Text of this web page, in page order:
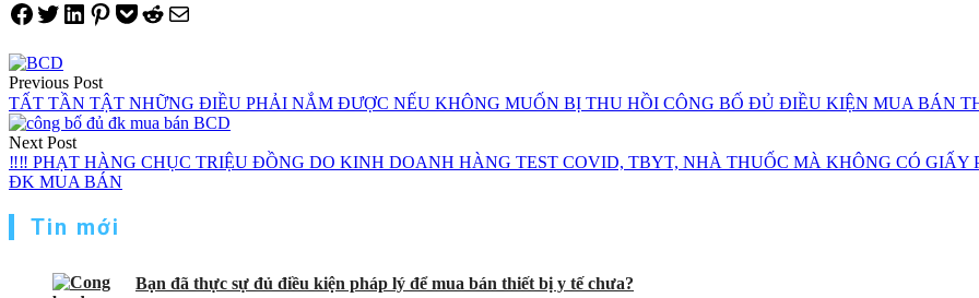
Share on Facebook
Tweet on Twitter
Share on LinkedIn
Pin on Pinterest
Save to pocket
Share on Reddit
Share via Email
Điều
hướng
bài
viết
Previous Post
TẤT TẦN TẬT NHỮNG ĐIỀU PHẢI NẮM ĐƯỢC NẾU KHÔNG MUỐN BỊ THU HỒI CÔNG BỐ ĐỦ ĐIỀU KIỆN MUA BÁN
Next Post
‼‼ PHẠT HÀNG CHỤC TRIỆU ĐỒNG DO KINH DOANH HÀNG TEST COVID, TBYT, NHÀ THUỐC MÀ KHÔNG CÓ GIẤY
ĐK MUA BÁN
Tin mới
Bạn đã thực sự đủ điều kiện pháp lý để mua bán thiết bị y tế chưa?